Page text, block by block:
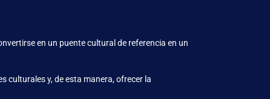
en un puente cultural de referencia en un
culturales y, de esta manera, ofrecer la